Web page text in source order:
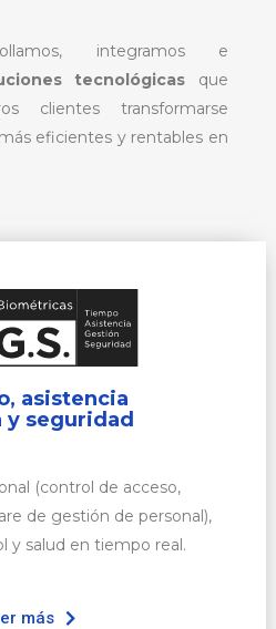
integramos e
tecnológicas que
clientes transformarse
eficientes y rentables en
asistencia
y seguridad
(control de acceso,
de gestión de personal),
y salud en tiempo real.
más